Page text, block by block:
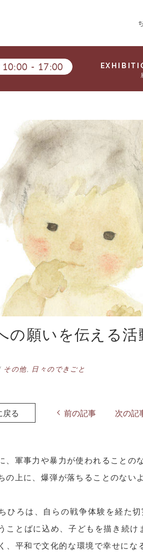
10:00 - 17:00
の願いを伝える活
その他, 日々のできごと
戻る 前の記事 次の記
、軍事力や暴力が使われることの
の上に、爆弾が落ちることのないよ
ひろは、自らの戦争体験を経た
ことばに込め、子どもを描き続
、平和で文化的な環境で幸せに